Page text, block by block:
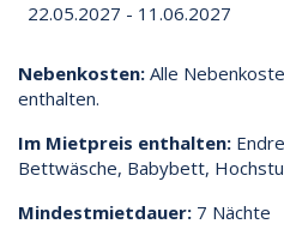
22.05.2027 - 11.06.2027
Nebenkosten: Alle
enthalten.
Im Mietpreis enthalten:
Bettwäsche, Babybett,
Mindestmietdauer: 7 Nächte